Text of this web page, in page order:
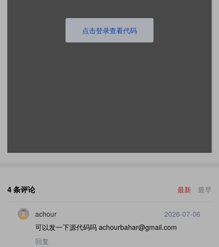
点击登录查看代码
4 条评论 最新 最早
achour
2026-07-06
可以发一下源代码吗 achourbahar@gmail.com
回复